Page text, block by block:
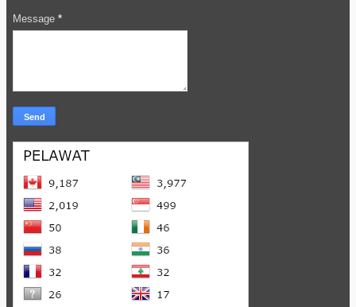
Message *